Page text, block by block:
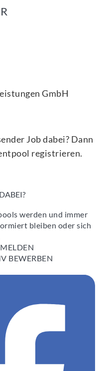
GmbH
Job dabei? Dann
registrieren.
werden und immer
bleiben oder sich
BEWERBEN